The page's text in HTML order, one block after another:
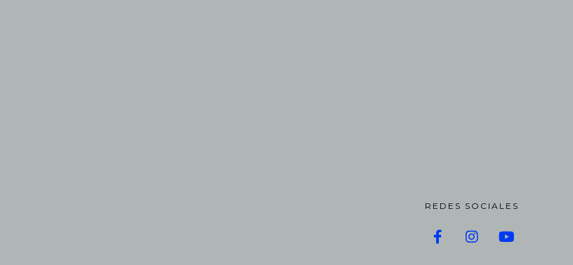
REDES SOCIALES